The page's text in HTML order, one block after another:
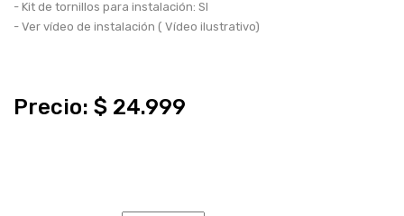
SOPORTES DE TECHO
- Kit de tornillos para instalación: SI
- Ver vídeo de instalación ( Vídeo ilustrativo)
Precio: $ 24.999